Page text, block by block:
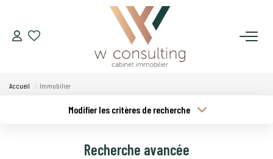
ACQUÉRIR
Accueil Immobilier
Modifier les critères de recherche
Recherche avancée